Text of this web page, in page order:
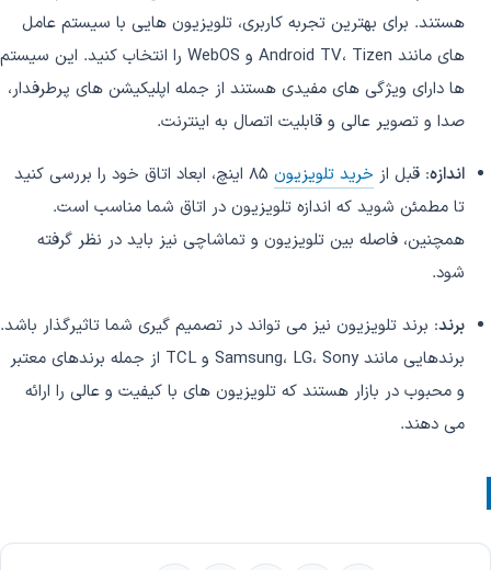
هستند. برای بهترین تجربه کاربری، تلویزیون هایی با سیستم عامل
های مانند Android TV، Tizen و WebOS را انتخاب کنید. این سیستم
ها دارای ویژگی های مفیدی هستند از جمله اپلیکیشن های پرطرفدار،
صدا و تصویر عالی و قابلیت اتصال به اینترنت.
اندازه: قبل از خرید تلویزیون
85 اینچ، ابعاد اتاق خود را بررسی کنید
تا مطمئن شوید که اندازه تلویزیون در اتاق شما مناسب است.
همچنین، فاصله بین تلویزیون و تماشاچی نیز باید در نظر گرفته
شود.
برند: برند تلویزیون نیز می تواند در تصمیم گیری شما تاثیرگذار باشد.
برندهایی مانند Samsung، LG، Sony و TCL از جمله برندهای معتبر
و محبوب در بازار هستند که تلویزیون های با کیفیت و عالی را ارائه
می دهند.